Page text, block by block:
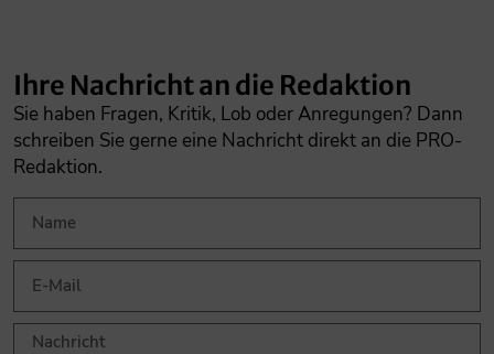
Ihre Nachricht an die Redaktion
Sie haben Fragen, Kritik, Lob oder Anregungen? Dann
schreiben Sie gerne eine Nachricht direkt an die PRO-
Redaktion.